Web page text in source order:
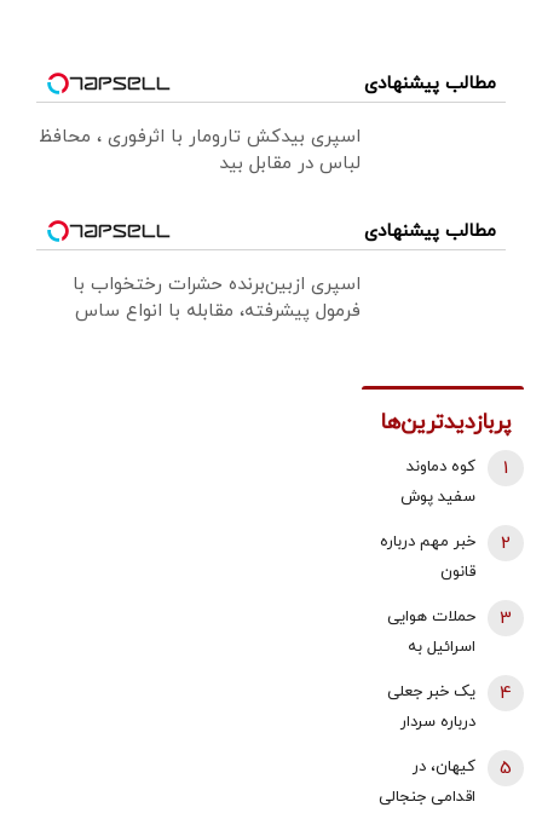
مطالب پیشنهادی
اسپری بیدکش تارومار با اثرفوری ، محافظ
لباس در مقابل بید
مطالب پیشنهادی
اسپری ازبین‌برنده حشرات رختخواب با
فرمول پیشرفته، مقابله با انواع ساس
پربازدیدترین‌ها
کوه دماوند
سفید پوش
1
خبر مهم درباره
قانون
بازنشستگی
زنان و مردان
اعلام شد
2
حملات هوایی
اسرائیل به
زیر ساخت ها و
منازل لبنانی‌ها
تخریب شد
3
یک خبر جعلی
درباره سردار
ساخت بمب
اتم/ این شایعه
4
کیهان، در
اقدامی جنجالی
5